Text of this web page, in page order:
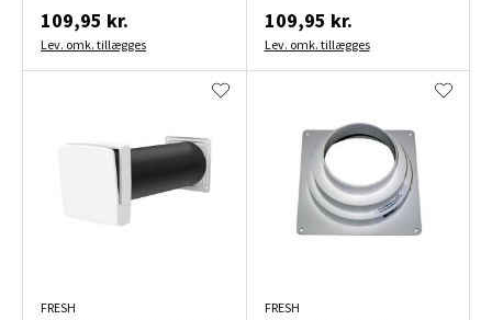
109,95 kr.
Lev. omk. tillægges
109,95 kr.
Lev. omk. tillægges
FRESH FRESH